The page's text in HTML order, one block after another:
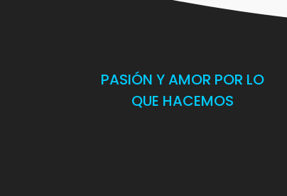
PASIÓN Y AMOR POR LO
QUE HACEMOS